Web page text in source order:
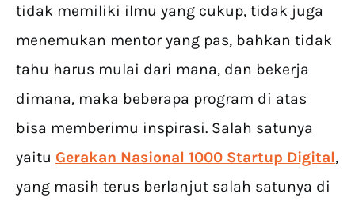
tidak memiliki ilmu yang cukup, tidak juga
menemukan mentor yang pas, bahkan tidak
tahu harus mulai dari mana, dan bekerja
dimana, maka beberapa program di atas
bisa memberimu inspirasi. Salah satunya
yaitu Gerakan Nasional 1000 Startup Digital,
yang masih terus berlanjut salah satunya di